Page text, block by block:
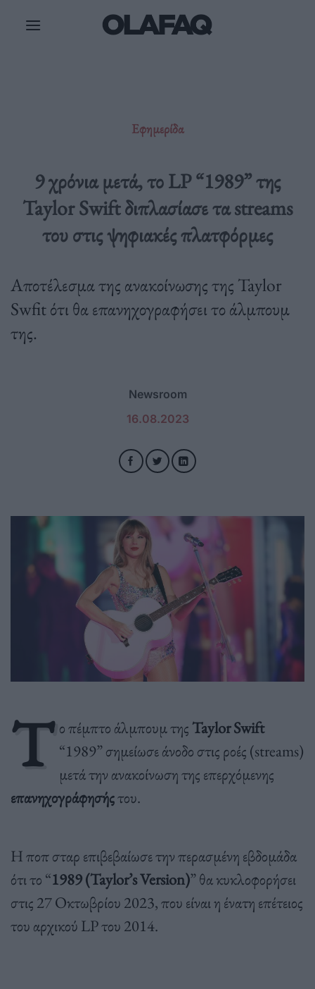
Εφημερίδα
9 χρόνια μετά, το LP “1989” της
Taylor Swift διπλασίασε τα streams
του στις ψηφιακές πλατφόρμες
Αποτέλεσμα της ανακοίνωσης της Taylor
Swfit ότι θα επανηχογραφήσει το άλμπουμ
της.
Newsroom
16.08.2023
Τ ο πέμπτο άλμπουμ της Taylor Swift
“1989” σημείωσε άνοδο στις ροές (streams)
μετά την ανακοίνωση της επερχόμενης
επανηχογράφησήςτου.
Η ποπ σταρ επιβεβαίωσε την περασμένη εβδομάδα
ότι το “1989 (Taylor’s Version)” θα κυκλοφορήσει
στις 27 Οκτωβρίου 2023, που είναι η ένατη επέτειος
του αρχικού LP του 2014.